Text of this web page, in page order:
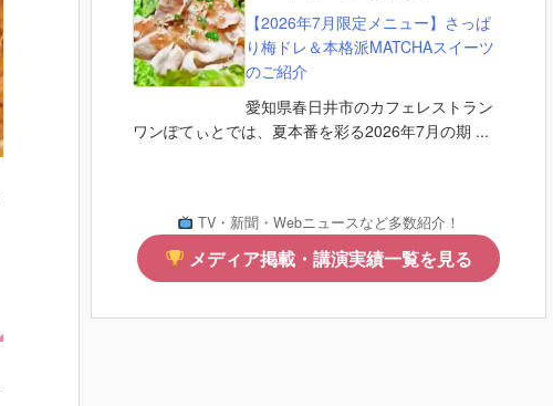
【2026年7月限定メニュー】さっぱ
り梅ドレ＆本格派MATCHAスイーツ
のご紹介
愛知県春日井市のカフェレストラン
ワンぽてぃとでは、夏本番を彩る2026年7月の期 ...
TV・新聞・Webニュースなど多数紹介！
メディア掲載・講演実績一覧を見る